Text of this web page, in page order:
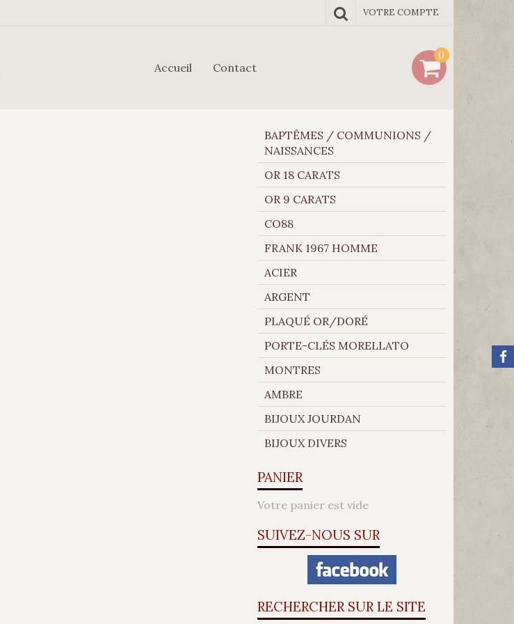
Accueil Contact
0
VOTRE COMPTE
BAPTÊMES / COMMUNIONS /
NAISSANCES
OR 18 CARATS
OR 9 CARATS
CO88
FRANK 1967 HOMME
ACIER
ARGENT
PLAQUÉ OR/DORÉ
PORTE-CLÉS MORELLATO
MONTRES
AMBRE
BIJOUX JOURDAN
BIJOUX DIVERS
PANIER
Votre panier est vide
SUIVEZ-NOUS SUR
RECHERCHER SUR LE SITE